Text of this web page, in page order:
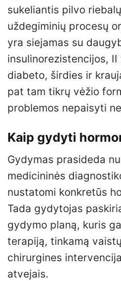
sukeliantis pilvo
uždegiminių procesų
yra siejamas su
insulinorezistencijos,
diabeto, širdies ir
pat tam tikrų vėžio
problemos nepaisyti
Kaip gydyti
Gydymas prasideda
medicininės
nustatomi konkretūs
Tada gydytojas
gydymo planą, kuris
terapiją, tinkamą
chirurgines
atvejais.